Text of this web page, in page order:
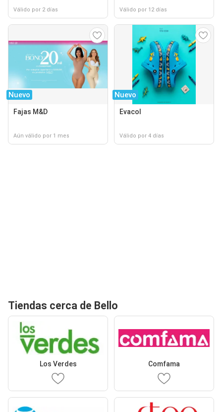
Válido por 2 días Válido por 12 días
Nuevo
Fajas M&D
Aún válido por 1 mes
Nuevo
Evacol
Válido por 4 días
Tiendas cerca de Bello
Los Verdes Comfama